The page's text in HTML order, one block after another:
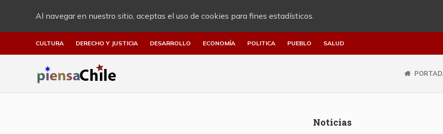
Al navegar en nuestro sitio, aceptas el uso de cookies para fines estadísticos.
CULTURA DERECHO Y JUSTICIA DESARROLLO ECONOMÍA POLITICA PUEBLO SALUD
Noticias